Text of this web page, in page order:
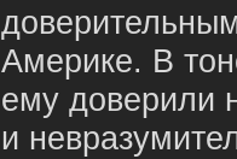
Америке. В
ему доверили
и